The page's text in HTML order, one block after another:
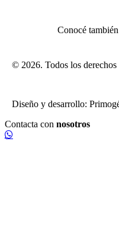
Conocé
© 2026. Todos los derechos
Diseño y desarrollo:
Contacta con nosotros